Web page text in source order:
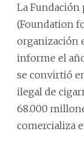
La Fundación
(Foundation
organización
informe el
se convirtió
ilegal de
68.000
comercializa